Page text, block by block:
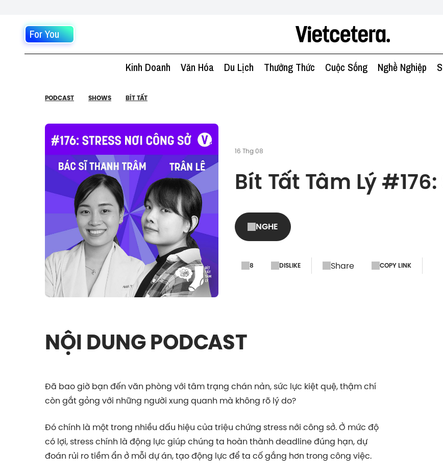
For You
Kinh Doanh Văn Hóa Du Lịch Thưởng Thức Cuộc Sống Nghề Nghiệp
PODCAST SHOWS BÍT TẤT
16 Thg 08
Bít Tất Tâm Lý
NGHE
8 DISLIKE Share COPY LINK
NỘI DUNG PODCAST
Đã bao giờ bạn đến văn phòng với tâm trạng chán nản, sức lực kiệt quệ, thậm chí
còn gắt gỏng với những người xung quanh mà không rõ lý do?
Đó chính là một trong nhiều dấu hiệu của triệu chứng stress nới công sở. Ở mức độ
có lợi, stress chính là động lực giúp chúng ta hoàn thành deadline đúng hạn, dự
đoán rủi ro tiềm ẩn ở mỗi dự án, tạo động lực để ta cố gắng hơn trong công việc.